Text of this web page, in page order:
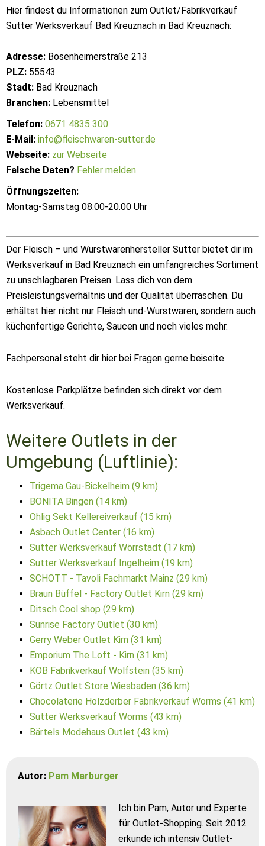
Hier findest du Informationen zum Outlet/Fabrikverkauf
Sutter Werksverkauf Bad Kreuznach in Bad Kreuznach:
Adresse: Bosenheimerstraße 213
PLZ: 55543
Stadt: Bad Kreuznach
Branchen: Lebensmittel
Telefon: 0671 4835 300
E-Mail: info@fleischwaren-sutter.de
Webseite: zur Webseite
Falsche Daten? Fehler melden
Öffnungszeiten:
Montag-Samstag 08.00-20.00 Uhr
Der Fleisch – und Wurstwarenhersteller Sutter bietet dir im
Werksverkauf in Bad Kreuznach ein umfangreiches Sortiment
zu unschlagbaren Preisen. Lass dich von dem
Preisleistungsverhältnis und der Qualität überraschen. Du
erhältst hier nicht nur Fleisch und-Wurstwaren, sondern auch
küchenfertige Gerichte, Saucen und noch vieles mehr.
Fachpersonal steht dir hier bei Fragen gerne beiseite.
Kostenlose Parkplätze befinden sich direkt vor dem
Werksverkauf.
Weitere Outlets in der
Umgebung (Luftlinie):
Trigema Gau-Bickelheim (9 km)
BONITA Bingen (14 km)
Ohlig Sekt Kellereiverkauf (15 km)
Asbach Outlet Center (16 km)
Sutter Werksverkauf Wörrstadt (17 km)
Sutter Werksverkauf Ingelheim (19 km)
SCHOTT - Tavoli Fachmarkt Mainz (29 km)
Braun Büffel - Factory Outlet Kirn (29 km)
Ditsch Cool shop (29 km)
Sunrise Factory Outlet (30 km)
Gerry Weber Outlet Kirn (31 km)
Emporium The Loft - Kirn (31 km)
KOB Fabrikverkauf Wolfstein (35 km)
Görtz Outlet Store Wiesbaden (36 km)
Chocolaterie Holzderber Fabrikverkauf Worms (41 km)
Sutter Werksverkauf Worms (43 km)
Bärtels Modehaus Outlet (43 km)
Autor: Pam Marburger
Ich bin Pam, Autor und Experte
für Outlet-Shopping. Seit 2012
erkunde ich intensiv Outlet-